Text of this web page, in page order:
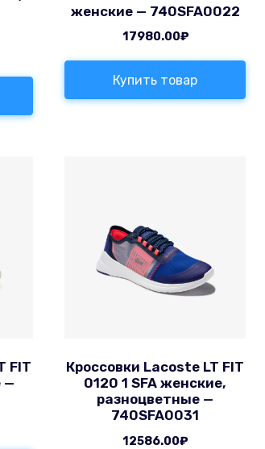
женские — 740SFA0022
17980.00₽
Купить товар
FIT
—
Кроссовки Lacoste LT FIT
0120 1 SFA женские,
разноцветные —
740SFA0031
12586.00₽